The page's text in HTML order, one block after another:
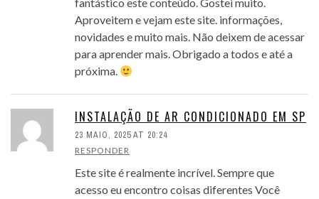
Aproveitem e vejam este site. informações,
novidades e muito mais. Não deixem de acessar
para aprender mais. Obrigado a todos e até a
próxima.
INSTALAÇÃO DE AR CONDICIONADO EM SP
23 MAIO, 2025 AT 20:24
RESPONDER
Este site é realmente incrível. Sempre que
acesso eu encontro coisas diferentes Você